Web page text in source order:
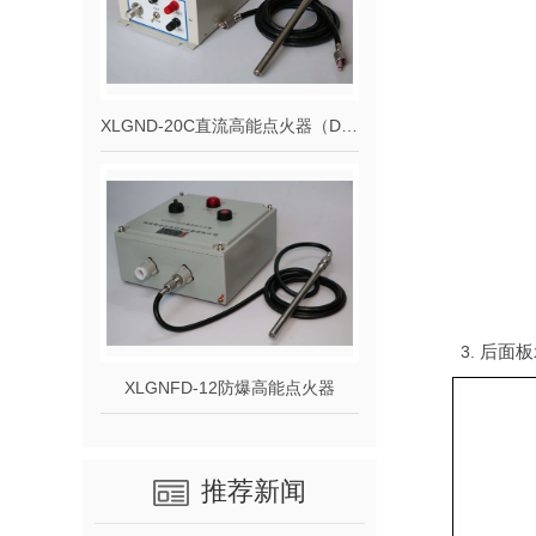
XLGND-20C直流高能点火器（DC 12V）
XLGNFD-12防爆高能点火器
推荐新闻
3. 后面